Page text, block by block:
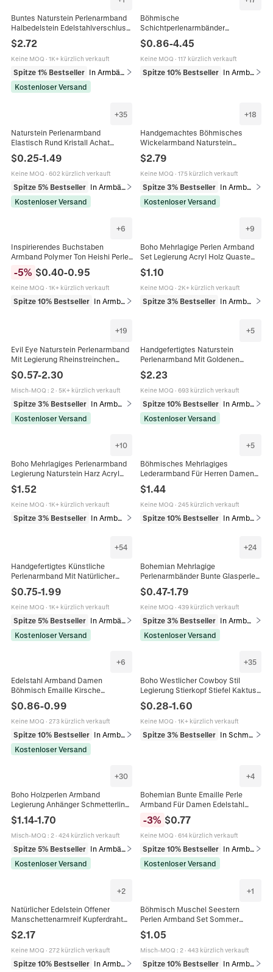
Buntes Naturstein Perlenarmband
Halbedelstein Edelstahlverschluss
Verstellbar Böhmischer
Sommerschmuck Frauen
$2.72
Keine MOQ · 1K+ kürzlich verkauft
Spitze 1% Bestseller
In Armbänder
Kostenloser Versand
Böhmische
Schichtperlenarmbänder
Stapelbare Glasperlen Elastischer
Handgefertigter Sommerschmuck
Für Frauen
$0.86-4.45
Keine MOQ · 117 kürzlich verkauft
Spitze 10% Bestseller In Armbänder
+35
Naturstein Perlenarmband
Elastisch Rund Kristall Achat
Heilung Energie Schmuck Für
Damen Herren Retro Boho
$0.25-1.49
Keine MOQ · 602 kürzlich verkauft
Spitze 5% Bestseller
In Armbänder
Kostenloser Versand
+18
Handgemachtes Böhmisches
Wickelarmband Naturstein
Kaiserjaspis Lederkordel Gewebtes
Ethno Vintage Schmuck Für Damen
$2.79
Keine MOQ · 175 kürzlich verkauft
Spitze 3% Bestseller
In Armbänder
Kostenloser Versand
+6
Inspirierendes Buchstaben
Armband Polymer Ton Heishi Perlen
Apfel Anhänger Lehrer Tag
Geschenk Boho Schmuck Zubehör
-5% $0.40-0.95
Keine MOQ · 1K+ kürzlich verkauft
Spitze 10% Bestseller In Armbänder
+9
Boho Mehrlagige Perlen Armband
Set Legierung Acryl Holz Quaste
Flügel I LOVE YOU Anhänger
Armband Für Damen Vintage
Schmuck
$1.10
Keine MOQ · 2K+ kürzlich verkauft
Spitze 3% Bestseller In Armbänder
+19
Evil Eye Naturstein Perlenarmband
Mit Legierung Rheinstreinchen
Nazar Schutzschmuck Frauen
Männer
$0.57-2.30
Misch-MOQ : 2· 5K+ kürzlich verkauft
Spitze 3% Bestseller
In Armbänder
Kostenloser Versand
+5
Handgefertigtes Naturstein
Perlenarmband Mit Goldenen
Verstellbarem Schiebeknoten Boho
Schmuck Damen
$2.23
Keine MOQ · 693 kürzlich verkauft
Spitze 10% Bestseller
Kostenloser Versand
+10
Boho Mehrlagiges Perlenarmband
Legierung Naturstein Harz Acryl
Vintage Ethnischen Stil Elastischer
Schmuck Damen
$1.52
Keine MOQ · 1K+ kürzlich verkauft
Spitze 3% Bestseller In Armbänder
+5
Böhmisches Mehrlagiges
Lederarmband Für Herren Damen
Vintage Legierung Türkis Anhänger
Cowboyhut Blatt Feder Perlen
Armreif
$1.44
Keine MOQ · 245 kürzlich verkauft
Spitze 10% Bestseller In Armbänder
+54
Handgefertigtes Künstliche
Perlenarmband Mit Natürlicher
Verstellbare Kordel Boho Stil
Damen Geschenk
$0.75-1.99
Keine MOQ · 1K+ kürzlich verkauft
Spitze 5% Bestseller
Kostenloser Versand
+24
Bohemian Mehrlagige
Perlenarmbänder Bunte Glasperlen
Schmuck Für Damen
$0.47-1.79
Keine MOQ · 439 kürzlich verkauft
Spitze 3% Bestseller
Kostenloser Versand
+6
Edelstahl Armband Damen
Böhmisch Emaille Kirsche
Anhänger Verstellbar
Hummerverschluss 14K
Vergoldeter Retro Schmuck
$0.86-0.99
Keine MOQ · 273 kürzlich verkauft
Spitze 10% Bestseller
In Armbänder
Kostenloser Versand
+35
Boho Westlicher Cowboy Stil
Legierung Stierkopf Stiefel Kaktus
Anhänger Schmuck Halskette
Armband Ohrringe Für Damen
Vintage Leder Schmuck
$0.28-1.60
Keine MOQ · 1K+ kürzlich verkauft
Spitze 3% Bestseller In Schmucksets
+30
Boho Holzperlen Armband
Legierung Anhänger Schmetterling
Lebensbaum Vintage Ethnisch
Lagen Elastisch Handgemacht
Armreif
$1.14-1.70
Misch-MOQ : 2· 424 kürzlich verkauft
Spitze 5% Bestseller
In Armbänder
Kostenloser Versand
+4
Bohemian Bunte Emaille Perle
Armband Für Damen Edelstahl
Minimalistisch Verstellbare Kette
Schmuck
-3% $0.77
Keine MOQ · 614 kürzlich verkauft
Spitze 10% Bestseller
In Armbänder
Kostenloser Versand
+2
Natürlicher Edelstein Offener
Manschettenarmreif Kupferdraht
Handgefertigt Böhmischer
Schmuck
$2.17
Keine MOQ · 272 kürzlich verkauft
Spitze 10% Bestseller
In Armbänder
+1
Böhmisch Muschel Seestern
Perlen Armband Set Sommer
Handgefertigte Glasperlen
Gewebte Armbänder Schmuck
$1.05
Misch-MOQ : 2· 443 kürzlich verkauft
Spitze 10% Bestseller